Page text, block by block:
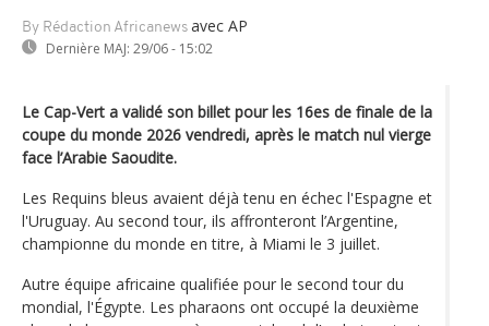
By Rédaction Africanews avec AP
Dernière MAJ: 29/06 - 15:02
Le Cap-Vert a validé son billet pour les 16es de finale de la
coupe du monde 2026 vendredi, après le match nul vierge
face l’Arabie Saoudite.
Les Requins bleus avaient déjà tenu en échec l'Espagne et
l'Uruguay. Au second tour, ils affronteront l’Argentine,
championne du monde en titre, à Miami le 3 juillet.
Autre équipe africaine qualifiée pour le second tour du
mondial, l'Égypte. Les pharaons ont occupé la deuxième